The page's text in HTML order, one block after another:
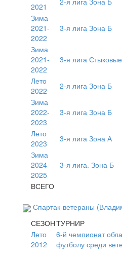
2021
Зима
2021-
2022
3-я лига Зона Б
Зима
2021-
2022
3-я лига
Лето
2022
2-я лига Зона Б
Зима
2022-
2023
3-я лига Зона Б
Лето
2023
3-я лига Зона А
Зима
2024-
2025
3-я лига. Зона Б
ВСЕГО
Спартак-ветераны
СЕЗОНТУРНИР
Лето
2012
6-й чемпионат
футболу среди